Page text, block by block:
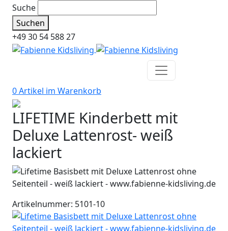
Suche
Suchen
+49 30 54 588 27
0 Artikel im Warenkorb
LIFETIME Kinderbett mit
Deluxe Lattenrost- weiß
lackiert
Artikelnummer: 5101-10